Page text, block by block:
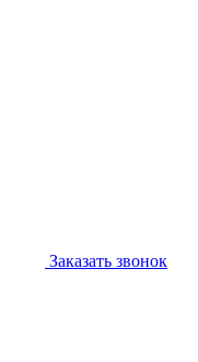
Заказать звонок